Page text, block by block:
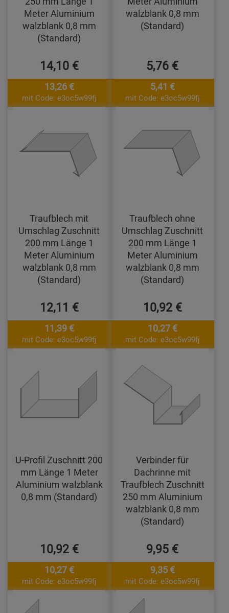
Meter Aluminium
walzblank 0,8 mm
(Standard)
14,10 €
13,26 €
mit Code: e3oc5w99fj
walzblank 0,8 mm
(Standard)
5,76 €
5,41 €
mit Code: e3oc5w99fj
Traufblech mit
Umschlag Zuschnitt
200 mm Länge 1
Meter Aluminium
walzblank 0,8 mm
(Standard)
12,11 €
11,39 €
mit Code: e3oc5w99fj
Traufblech ohne
Umschlag Zuschnitt
200 mm Länge 1
Meter Aluminium
walzblank 0,8 mm
(Standard)
10,92 €
10,27 €
mit Code: e3oc5w99fj
U-Profil Zuschnitt 200
mm Länge 1 Meter
Aluminium walzblank
0,8 mm (Standard)
10,92 €
10,27 €
mit Code: e3oc5w99fj
Verbinder für
Dachrinne mit
Traufblech Zuschnitt
250 mm Aluminium
walzblank 0,8 mm
(Standard)
9,95 €
9,35 €
mit Code: e3oc5w99fj